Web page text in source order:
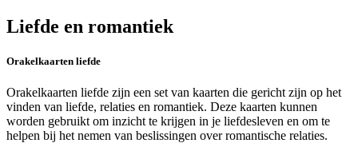
Liefde en romantiek
Orakelkaarten liefde
Orakelkaarten liefde zijn een set van kaarten die gericht zijn op het
vinden van liefde, relaties en romantiek. Deze kaarten kunnen
worden gebruikt om inzicht te krijgen in je liefdesleven en om te
helpen bij het nemen van beslissingen over romantische relaties.